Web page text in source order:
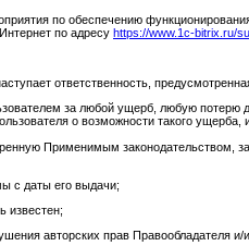
по обеспечению
по адресу https://www.1c-bitrix.ru/
ответственность,
за любой ущерб, любую
о возможности такого
Применимым законодательством,
с даты его выдачи;
известен;
авторских прав Правообладателя